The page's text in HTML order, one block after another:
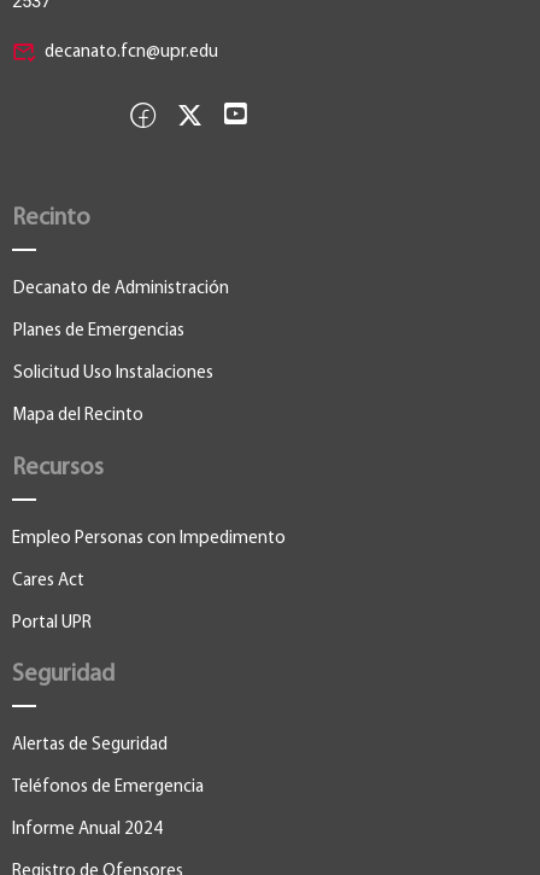
decanato.fcn@upr.edu
Recinto
Decanato de Administración
Planes de Emergencias
Solicitud Uso Instalaciones
Mapa del Recinto
Recursos
Empleo Personas con Impedimento
Cares Act
Portal UPR
Seguridad
Alertas de Seguridad
Teléfonos de Emergencia
Informe Anual 2024